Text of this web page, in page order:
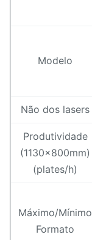
Modelo
Não dos lasers
Produtividade
(1130x800mm)
(plates/h)
Máximo/Mínimo
Formato